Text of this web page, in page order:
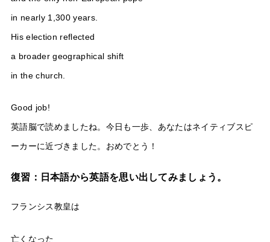
in nearly 1,300 years.
His election reflected
a broader geographical shift
in the church.
Good job!
英語脳で読めましたね。今日も一歩、あなたはネイティブスピ
ーカーに近づきました。おめでとう！
復習：日本語から英語を思い出してみましょう。
フランシス教皇は
亡くなった